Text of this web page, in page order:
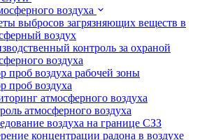
воздуха
выбросов загрязняющих веществ в
воздух
контроль за охраной
воздуха
проб воздуха рабочей зоны
проб воздуха
атмосферного воздуха
атмосферного воздуха
воздуха на границе СЗЗ
концентрации радона в воздухе